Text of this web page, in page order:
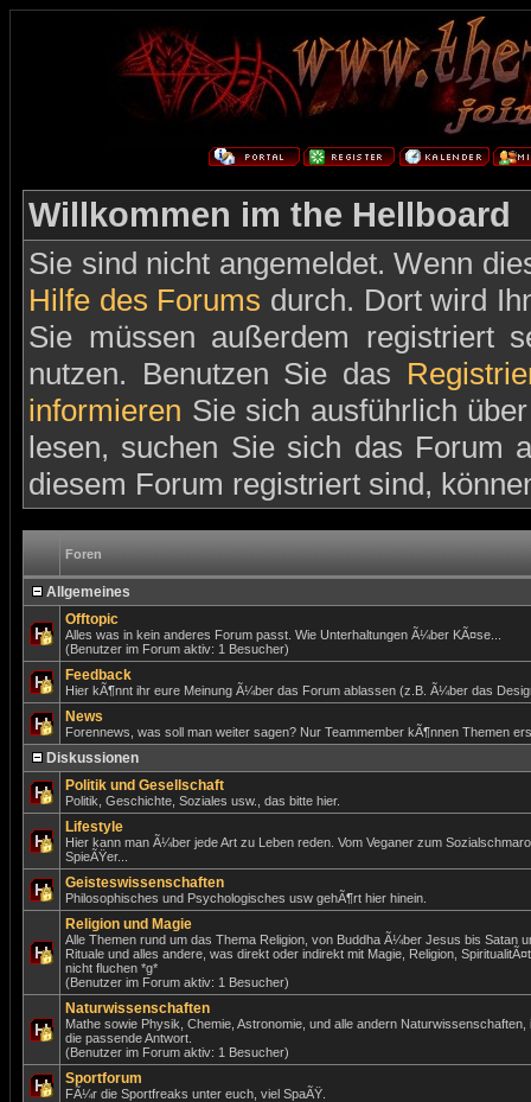
Willkommen im the Hellboard
Sie sind nicht angemeldet. Wenn
Hilfe des Forums durch. Dort wird
Sie müssen außerdem registriert
nutzen. Benutzen Sie das
informieren Sie sich ausführlich
lesen, suchen Sie sich das Forum
diesem Forum registriert sind,
Foren
Allgemeines
Offtopic
Alles was in kein anderes Forum passt. Wie Unterhaltungen Ã¼ber KÃ¤se...
(Benutzer im Forum aktiv: 1 Besucher)
Feedback
Hier kÃ¶nnt ihr eure Meinung Ã¼ber das Forum ablassen (z.B. Ã¼ber das
News
Forennews, was soll man weiter sagen? Nur Teammember kÃ¶nnen Themen
Diskussionen
Politik und Gesellschaft
Politik, Geschichte, Soziales usw., das bitte hier.
Lifestyle
Hier kann man Ã¼ber jede Art zu Leben reden. Vom Veganer zum
SpieÃŸer...
Geisteswissenschaften
Philosophisches und Psychologisches usw gehÃ¶rt hier hinein.
Religion und Magie
Alle Themen rund um das Thema Religion, von Buddha Ã¼ber Jesus bis Satan
Rituale und alles andere, was direkt oder indirekt mit Magie, Religion,
nicht fluchen *g*
(Benutzer im Forum aktiv: 1 Besucher)
Naturwissenschaften
Mathe sowie Physik, Chemie, Astronomie, und alle andern
die passende Antwort.
(Benutzer im Forum aktiv: 1 Besucher)
Sportforum
FÃ¼r die Sportfreaks unter euch, viel SpaÃŸ.